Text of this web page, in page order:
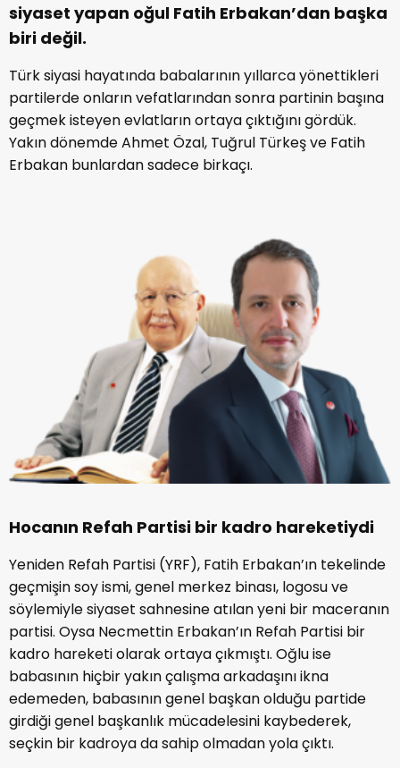
siyaset yapan oğul Fatih Erbakan’dan başka
biri değil.
Türk siyasi hayatında babalarının yıllarca yönettikleri
partilerde onların vefatlarından sonra partinin başına
geçmek isteyen evlatların ortaya çıktığını gördük.
Yakın dönemde Ahmet Özal, Tuğrul Türkeş ve Fatih
Erbakan bunlardan sadece birkaçı.
Hocanın Refah Partisi bir kadro hareketiydi
Yeniden Refah Partisi (YRF), Fatih Erbakan’ın tekelinde
geçmişin soy ismi, genel merkez binası, logosu ve
söylemiyle siyaset sahnesine atılan yeni bir maceranın
partisi. Oysa Necmettin Erbakan’ın Refah Partisi bir
kadro hareketi olarak ortaya çıkmıştı. Oğlu ise
babasının hiçbir yakın çalışma arkadaşını ikna
edemeden, babasının genel başkan olduğu partide
girdiği genel başkanlık mücadelesini kaybederek,
seçkin bir kadroya da sahip olmadan yola çıktı.